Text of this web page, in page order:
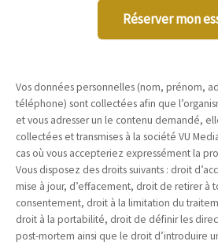
Réserver mon
Vos données personnelles (nom, prénom,
téléphone) sont collectées afin que
et vous adresser un le contenu demandé,
collectées et transmises à la société VU
cas où vous accepteriez expressément la
Vous disposez des droits suivants : droit
mise à jour, d’effacement, droit de retirer à
consentement, droit à la limitation du
droit à la portabilité, droit de définir les
post-mortem ainsi que le droit d’introduire